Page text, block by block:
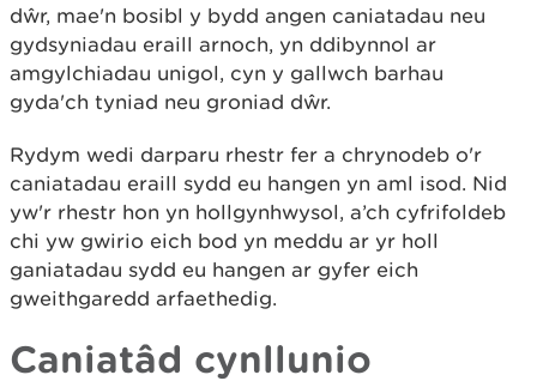
dŵr, mae'n bosibl y bydd angen caniatadau neu
gydsyniadau eraill arnoch, yn ddibynnol ar
amgylchiadau unigol, cyn y gallwch barhau
gyda'ch tyniad neu groniad dŵr.
Rydym wedi darparu rhestr fer a chrynodeb o'r
caniatadau eraill sydd eu hangen yn aml isod. Nid
yw'r rhestr hon yn hollgynhwysol, a’ch cyfrifoldeb
chi yw gwirio eich bod yn meddu ar yr holl
ganiatadau sydd eu hangen ar gyfer eich
gweithgaredd arfaethedig.
Caniatâd cynllunio